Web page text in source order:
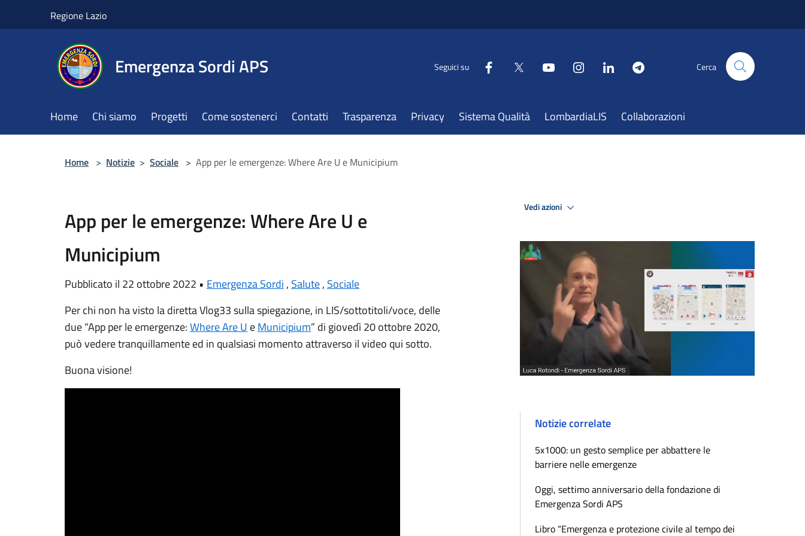
Regione Lazio
Emergenza Sordi APS Seguici su Cerca
Home Chi siamo Progetti Come sostenerci Contatti Trasparenza Privacy Sistema Qualità LombardiaLIS Collaborazioni
Home > Notizie > Sociale > App per le emergenze: Where Are U e Municipium
App per le emergenze: Where Are U e
Municipium
Pubblicato il 22 ottobre 2022 • Emergenza Sordi , Salute, Sociale
Per chi non ha visto la direttaVlog33 sulla spiegazione, in LIS/sottotitoli/voce, delle
due“App per le emergenze:Where Are U eMunicipium” di giovedì 20 ottobre 2020,
può vedere tranquillamente ed in qualsiasi momento attraverso il video qui sotto.
Buona visione!
Vedi azioni
Notizie correlate
5x1000: un gesto semplice per abbattere le
barriere nelle emergenze
Oggi, settimo anniversario della fondazione di
Emergenza Sordi APS
Libro “Emergenza e protezione civile al tempo dei